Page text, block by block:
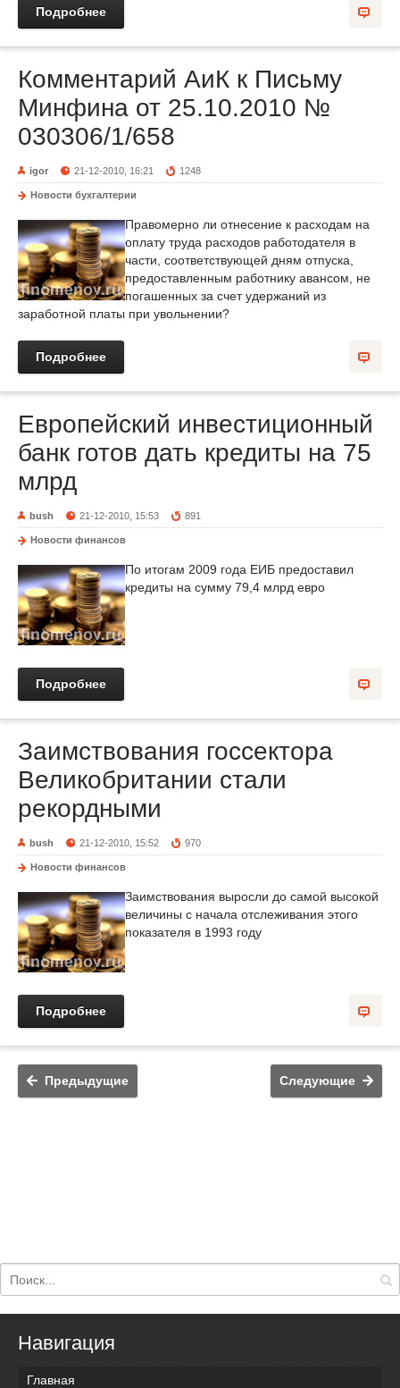
Подробнее
Комментарий АиК к Письму
Минфина от 25.10.2010 №
030306/1/658
igor 21-12-2010, 16:21 1248
Новости бухгалтерии
Правомерно ли отнесение к расходам на
оплату труда расходов работодателя в
части, соответствующей дням отпуска,
предоставленным работнику авансом, не
погашенных за счет удержаний из
заработной платы при увольнении?
Подробнее
Европейский инвестиционный
банк готов дать кредиты на 75
млрд
bush 21-12-2010, 15:53 891
Новости финансов
По итогам 2009 года ЕИБ предоставил
кредиты на сумму 79,4 млрд евро
Подробнее
Заимствования госсектора
Великобритании стали
рекордными
bush 21-12-2010, 15:52 970
Новости финансов
Заимствования выросли до самой высокой
величины с начала отслеживания этого
показателя в 1993 году
Подробнее
Предыдущие Следующие
Навигация
Главная